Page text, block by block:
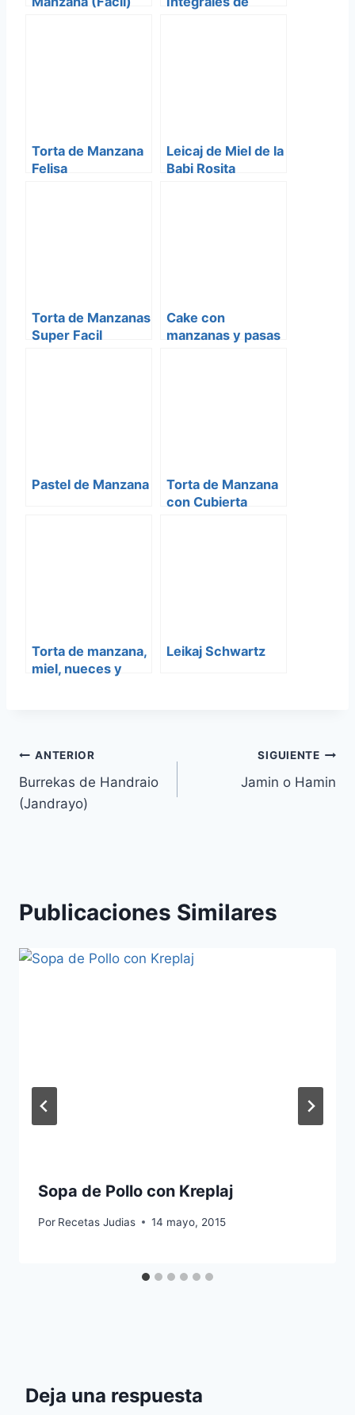
Torta de Manzana
Felisa
Leicaj de Miel de la
Babi Rosita
Torta de Manzanas
Super Facil
Cake con
manzanas y pasas
Pastel de Manzana
Torta de Manzana
con Cubierta
Torta de manzana,
miel, nueces y
Leikaj Schwartz
Navegación
de
ANTERIOR
Burrekas de Handraio
(Jandrayo)
SIGUIENTE
Jamin o Hamin
Publicaciones Similares
Sopa de Pollo con Kreplaj
Por Recetas Judias 14 mayo, 2015
Deja una respuesta